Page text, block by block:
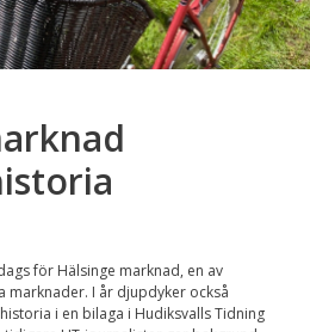
för Hälsinge marknad, en av
marknader. I år djupdyker också
i en bilaga i Hudiksvalls Tidning